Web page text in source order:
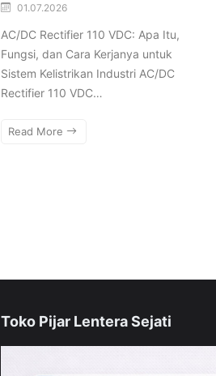
01.07.2026
AC/DC Rectifier 110 VDC: Apa Itu,
Fungsi, dan Cara Kerjanya untuk
Sistem Kelistrikan Industri AC/DC
Rectifier 110 VDC…
Read More
Toko Pijar Lentera Sejati